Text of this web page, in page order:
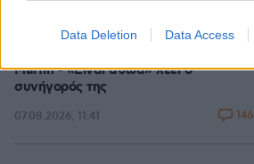
Data Deletion Data Access
Τρίτη έλαβε η 46χρονη που
Marfin - «Είναι αθώα» λέει ο
συνήγορός της
07.08.2026, 11:41 146